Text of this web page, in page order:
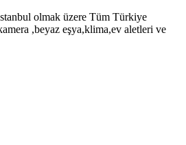
olmak üzere Tüm Türkiye
,beyaz eşya,klima,ev aletleri ve